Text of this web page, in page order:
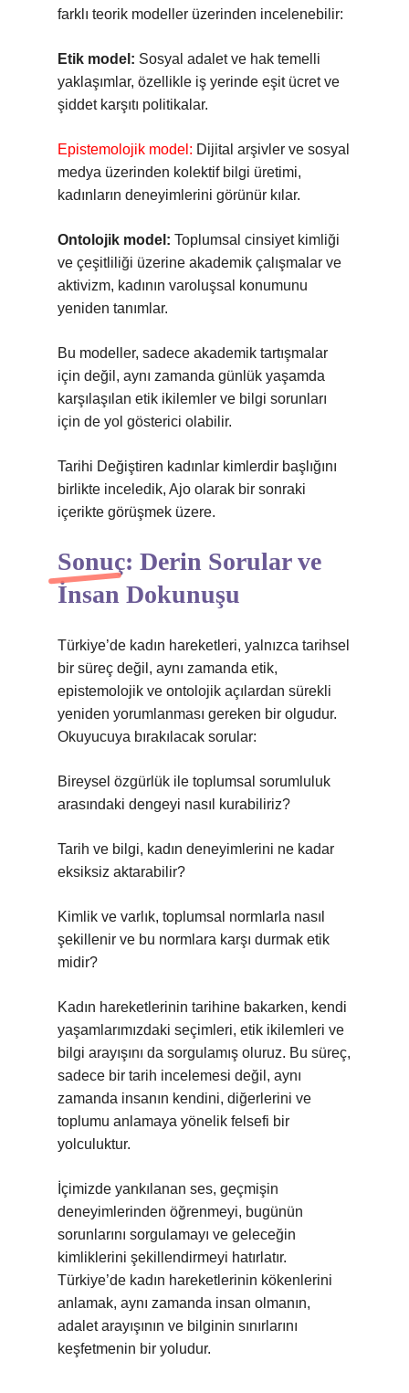
farklı teorik modeller üzerinden incelenebilir:
Etik model: Sosyal adalet ve hak temelli
yaklaşımlar, özellikle iş yerinde eşit ücret ve
şiddet karşıtı politikalar.
Epistemolojik model: Dijital arşivler ve sosyal
medya üzerinden kolektif bilgi üretimi,
kadınların deneyimlerini görünür kılar.
Ontolojik model: Toplumsal cinsiyet kimliği
ve çeşitliliği üzerine akademik çalışmalar ve
aktivizm, kadının varoluşsal konumunu
yeniden tanımlar.
Bu modeller, sadece akademik tartışmalar
için değil, aynı zamanda günlük yaşamda
karşılaşılan etik ikilemler ve bilgi sorunları
için de yol gösterici olabilir.
Tarihi Değiştiren kadınlar kimlerdir başlığını
birlikte inceledik, Ajo olarak bir sonraki
içerikte görüşmek üzere.
Sonuç: Derin Sorular ve
İnsan Dokunuşu
Türkiye’de kadın hareketleri, yalnızca tarihsel
bir süreç değil, aynı zamanda etik,
epistemolojik ve ontolojik açılardan sürekli
yeniden yorumlanması gereken bir olgudur.
Okuyucuya bırakılacak sorular:
Bireysel özgürlük ile toplumsal sorumluluk
arasındaki dengeyi nasıl kurabiliriz?
Tarih ve bilgi, kadın deneyimlerini ne kadar
eksiksiz aktarabilir?
Kimlik ve varlık, toplumsal normlarla nasıl
şekillenir ve bu normlara karşı durmak etik
midir?
Kadın hareketlerinin tarihine bakarken, kendi
yaşamlarımızdaki seçimleri, etik ikilemleri ve
bilgi arayışını da sorgulamış oluruz. Bu süreç,
sadece bir tarih incelemesi değil, aynı
zamanda insanın kendini, diğerlerini ve
toplumu anlamaya yönelik felsefi bir
yolculuktur.
İçimizde yankılanan ses, geçmişin
deneyimlerinden öğrenmeyi, bugünün
sorunlarını sorgulamayı ve geleceğin
kimliklerini şekillendirmeyi hatırlatır.
Türkiye’de kadın hareketlerinin kökenlerini
anlamak, aynı zamanda insan olmanın,
adalet arayışının ve bilginin sınırlarını
keşfetmenin bir yoludur.